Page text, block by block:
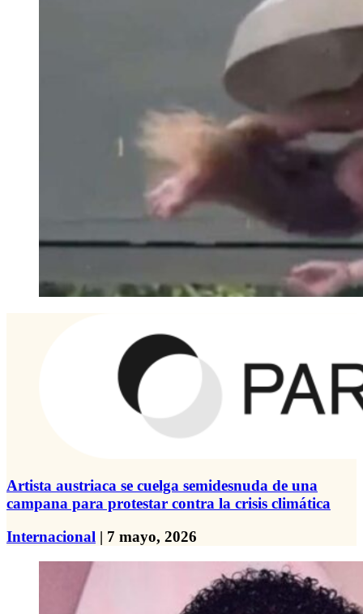
Artista austriaca se cuelga semidesnuda de una
campana para protestar contra la crisis climática
Internacional | 7 mayo, 2026